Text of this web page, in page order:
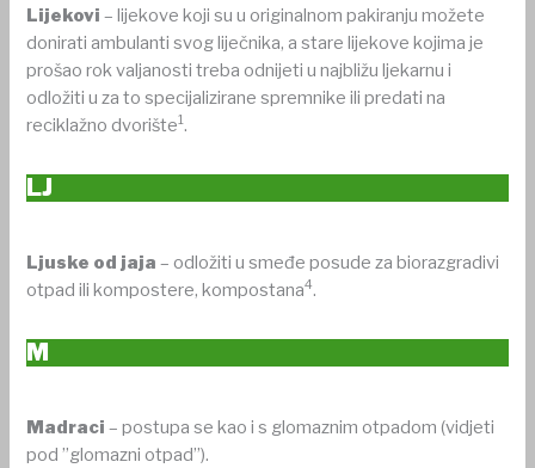
Lijekovi – lijekove koji su u originalnom pakiranju možete
donirati ambulanti svog liječnika, a stare lijekove kojima je
prošao rok valjanosti treba odnijeti u najbližu ljekarnu i
odložiti u za to specijalizirane spremnike ili predati na
reciklažno dvorište1.
LJ
Ljuske od jaja – odložiti u smeđe posude za biorazgradivi
otpad ili kompostere, kompostana4.
M
Madraci– postupa se kao i s glomaznim otpadom (vidjeti
pod ”glomazni otpad”).